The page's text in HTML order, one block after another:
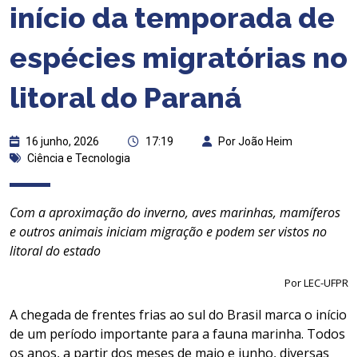
início da temporada de
espécies migratórias no
litoral do Paraná
16 junho, 2026 17:19
Por João Heim
Ciência e Tecnologia
Com a aproximação do inverno, aves marinhas, mamíferos
e outros animais iniciam migração e podem ser vistos no
litoral do estado
Por LEC-UFPR
A chegada de frentes frias ao sul do Brasil marca o início
de um período importante para a fauna marinha. Todos
os anos, a partir dos meses de maio e junho, diversas